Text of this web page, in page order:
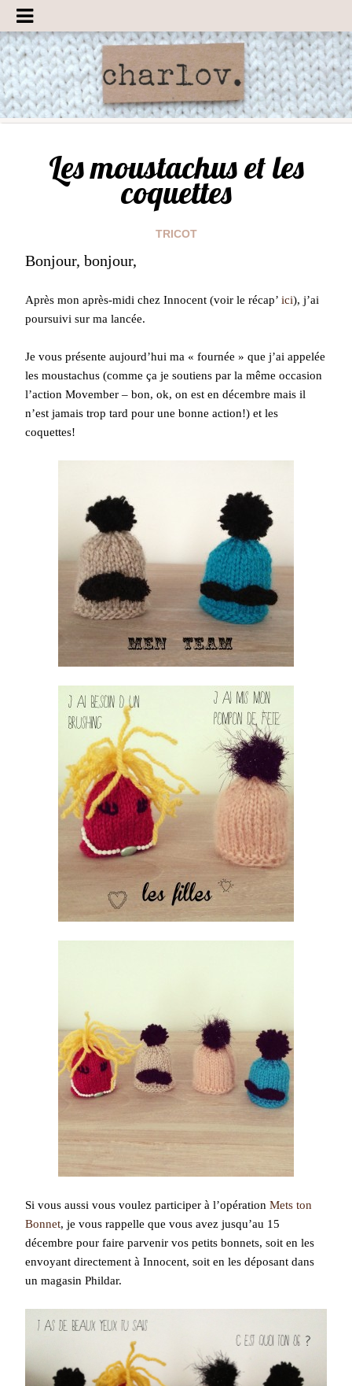
Les moustachus et les
coquettes
TRICOT
Bonjour, bonjour,
Après mon après-midi chez Innocent (voir le récap’ ici), j’ai
poursuivi sur ma lancée.
Je vous présente aujourd’hui ma « fournée » que j’ai appelée
les moustachus (comme ça je soutiens par la même occasion
l’action Movember – bon, ok, on est en décembre mais il
n’est jamais trop tard pour une bonne action!) et les
coquettes!
Si vous aussi vous voulez participer à l’opération Mets ton
Bonnet, je vous rappelle que vous avez jusqu’au 15
décembre pour faire parvenir vos petits bonnets, soit en les
envoyant directement à Innocent, soit en les déposant dans
un magasin Phildar.